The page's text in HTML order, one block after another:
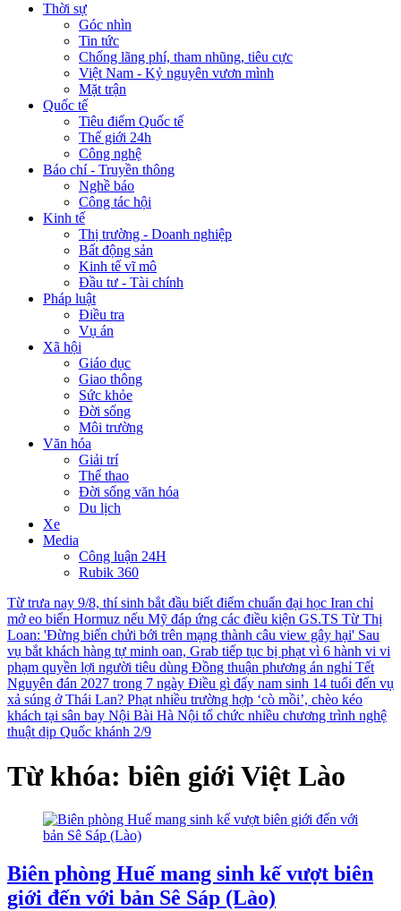
Thời sự
Góc nhìn
Tin tức
Chống lãng phí, tham nhũng, tiêu cực
Việt Nam - Kỷ nguyên vươn mình
Mặt trận
Quốc tế
Tiêu điểm Quốc tế
Thế giới 24h
Công nghệ
Báo chí - Truyền thông
Nghề báo
Công tác hội
Kinh tế
Thị trường - Doanh nghiệp
Bất động sản
Kinh tế vĩ mô
Đầu tư - Tài chính
Pháp luật
Điều tra
Vụ án
Xã hội
Giáo dục
Giao thông
Sức khỏe
Đời sống
Môi trường
Văn hóa
Giải trí
Thể thao
Đời sống văn hóa
Du lịch
Xe
Media
Công luận 24H
Rubik 360
Từ trưa nay 9/8, thí sinh bắt đầu biết điểm chuẩn đại học Iran chỉ
mở eo biển Hormuz nếu Mỹ đáp ứng các điều kiện GS.TS Từ Thị
Loan: 'Đừng biến chửi bới trên mạng thành câu view gây hại' Sau
vụ bắt khách hàng tự minh oan, Grab tiếp tục bị phạt vì 6 hành vi vi
phạm quyền lợi người tiêu dùng Đồng thuận phương án nghỉ Tết
Nguyên đán 2027 trong 7 ngày Điều gì đẩy nam sinh 14 tuổi đến vụ
xả súng ở Thái Lan? Phạt nhiều trường hợp ‘cò mồi’, chèo kéo
khách tại sân bay Nội Bài Hà Nội tổ chức nhiều chương trình nghệ
thuật dịp Quốc khánh 2/9
Từ khóa: biên giới Việt Lào
Biên phòng Huế mang sinh kế vượt biên
giới đến với bản Sê Sáp (Lào)